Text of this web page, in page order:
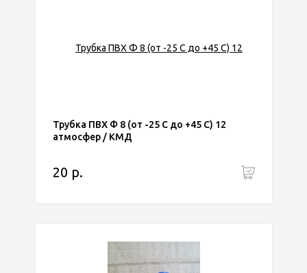
Трубка ПВХ Ф 8 (от -25 С до +45 С) 12
атмосфер / КМД
20 р.